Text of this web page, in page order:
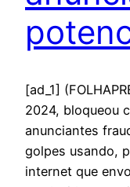
[ad_1]
2024, bloqueou
anunciantes
golpes usando,
internet que